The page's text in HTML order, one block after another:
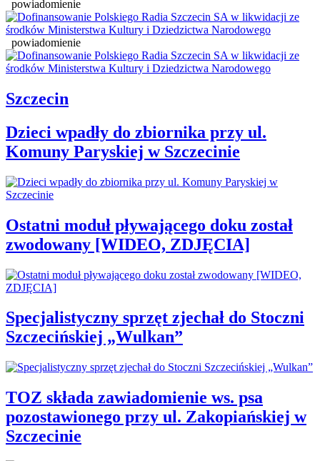
powiadomienie
powiadomienie
Szczecin
Dzieci wpadły do zbiornika przy ul.
Komuny Paryskiej w Szczecinie
Ostatni moduł pływającego doku został
zwodowany [WIDEO, ZDJĘCIA]
Specjalistyczny sprzęt zjechał do Stoczni
Szczecińskiej „Wulkan”
TOZ składa zawiadomienie ws. psa
pozostawionego przy ul. Zakopiańskiej w
Szczecinie